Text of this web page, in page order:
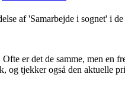
af 'Samarbejde i sognet' i
er det de samme, men
og tjekker også den aktuelle